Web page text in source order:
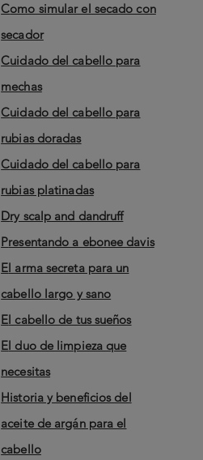
como simular el secado con
secador
cuidado del cabello para
mechas
cuidado del cabello para
rubias doradas
cuidado del cabello para
rubias platinadas
dry scalp and dandruff
presentando a ebonee davis
el arma secreta para un
cabello largo y sano
el cabello de tus sueños
el duo de limpieza que
necesitas
historia y beneficios del
aceite de argán para el
cabello